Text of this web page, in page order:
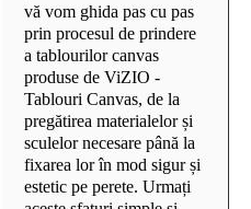
vă vom ghida pas cu pas
prin procesul de prindere
a tablourilor canvas
produse de ViZIO -
Tablouri Canvas, de la
pregătirea materialelor și
sculelor necesare până la
fixarea lor în mod sigur și
estetic pe perete. Urmați